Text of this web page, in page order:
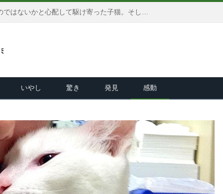
子犬が死んでしまったのではないかと心配して駆け寄った子猫。そして子犬に恋しちゃいました (*´ｰ｀)♡
いやし 驚き 発見 感動